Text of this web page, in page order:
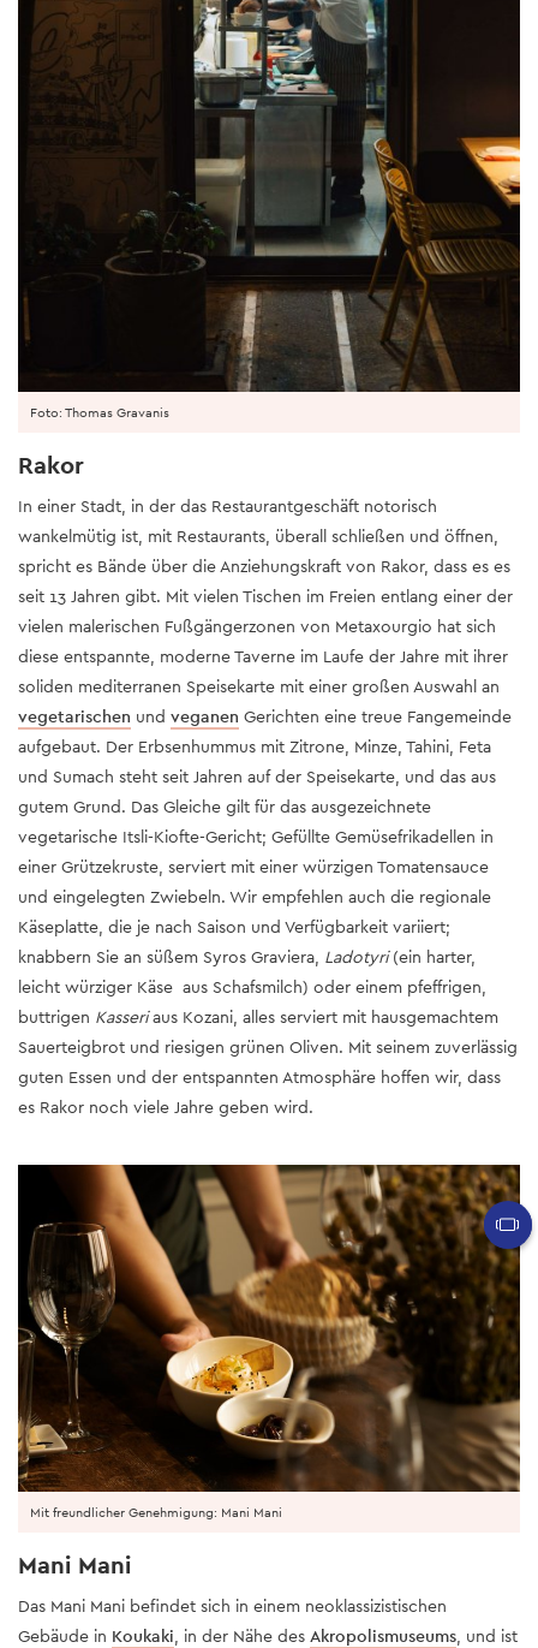
Rakor
In einer Stadt, in der das Restaurantgeschäft notorisch
wankelmütig ist, mit Restaurants, überall schließen und öffnen,
spricht es Bände über die Anziehungskraft von Rakor, dass es es
seit 13 Jahren gibt. Mit vielen Tischen im Freien entlang einer der
vielen malerischen Fußgängerzonen von Metaxourgio hat sich
diese entspannte, moderne Taverne im Laufe der Jahre mit ihrer
soliden mediterranen Speisekarte mit einer großen Auswahl an
vegetarischen und veganen Gerichten eine treue Fangemeinde
aufgebaut. Der Erbsenhummus mit Zitrone, Minze, Tahini, Feta
und Sumach steht seit Jahren auf der Speisekarte, und das aus
gutem Grund. Das Gleiche gilt für das ausgezeichnete
vegetarische Itsli-Kiofte-Gericht; Gefüllte Gemüsefrikadellen in
einer Grützekruste, serviert mit einer würzigen Tomatensauce
und eingelegten Zwiebeln. Wir empfehlen auch die regionale
Käseplatte, die je nach Saison und Verfügbarkeit variiert;
knabbern Sie an süßem Syros Graviera, Ladotyri(ein harter,
leicht würziger Käse aus Schafsmilch) oder einem pfeffrigen,
buttrigen Kasseriaus Kozani, alles serviert mit hausgemachtem
Sauerteigbrot und riesigen grünen Oliven. Mit seinem zuverlässig
guten Essen und der entspannten Atmosphäre hoffen wir, dass
es Rakor noch viele Jahre geben wird.
Foto: Thomas Gravanis
Mit freundlicher Genehmigung: Mani Mani
Mani Mani
Das Mani Mani befindet sich in einem neoklassizistischen
Gebäude in Koukaki , in der Nähe des Akropolismuseums , und ist